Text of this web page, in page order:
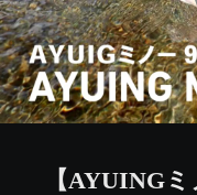
【AYUING